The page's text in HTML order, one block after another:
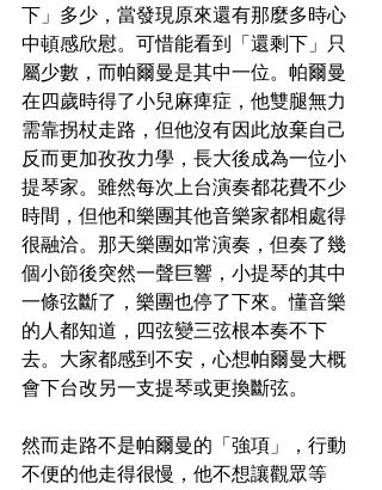
下」多少，當發現原來還有那麼多時心
中頓感欣慰。可惜能看到「還剩下」只
屬少數，而帕爾曼是其中一位。帕爾曼
在四歲時得了小兒麻痺症，他雙腿無力
需靠拐杖走路，但他沒有因此放棄自己
反而更加孜孜力學，長大後成為一位小
提琴家。雖然每次上台演奏都花費不少
時間，但他和樂團其他音樂家都相處得
很融洽。那天樂團如常演奏，但奏了幾
個小節後突然一聲巨響，小提琴的其中
一條弦斷了，樂團也停了下來。懂音樂
的人都知道，四弦變三弦根本奏不下
去。大家都感到不安，心想帕爾曼大概
會下台改另一支提琴或更換斷弦。
然而走路不是帕爾曼的「強項」，行動
不便的他走得很慢，他不想讓觀眾等